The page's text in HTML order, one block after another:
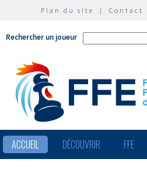
Plan du site | Contact
Rechercher un joueur
ACCUEIL DÉCOUVRIR FFE